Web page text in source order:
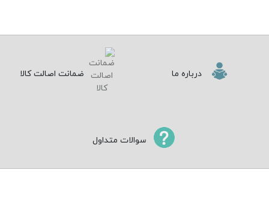
درباره ما ضمانت اصالت کالا
سوالات متداول